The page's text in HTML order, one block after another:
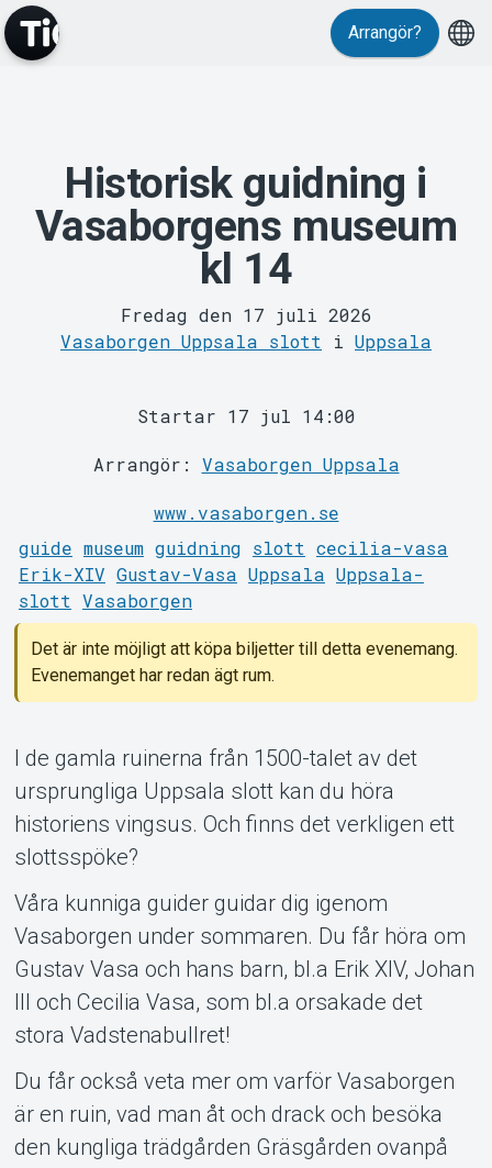
MyTickster
Support
Om Tickster
Arrangör?
Historisk guidning i
Vasaborgens museum
kl 14
Fredag den 17 juli 2026
Vasaborgen Uppsala slott i Uppsala
Startar 17 jul 14:00
Arrangör: Vasaborgen Uppsala
www.vasaborgen.se
guide museum guidning slott cecilia-vasa
Erik-XIV Gustav-Vasa Uppsala Uppsala-
slott Vasaborgen
Det är inte möjligt att köpa biljetter till detta evenemang.
Evenemanget har redan ägt rum.
I de gamla ruinerna från 1500-talet av det
ursprungliga Uppsala slott kan du höra
historiens vingsus. Och finns det verkligen ett
slottsspöke?
Våra kunniga guider guidar dig igenom
Vasaborgen under sommaren. Du får höra om
Gustav Vasa och hans barn, bl.a Erik XIV, Johan
III och Cecilia Vasa, som bl.a orsakade det
stora Vadstenabullret!
Du får också veta mer om varför Vasaborgen
är en ruin, vad man åt och drack och besöka
den kungliga trädgården Gräsgården ovanpå